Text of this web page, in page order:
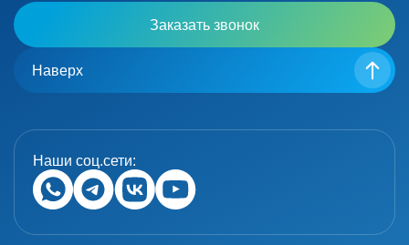
Заказать звонок
Наверх
Наши соц.сети: